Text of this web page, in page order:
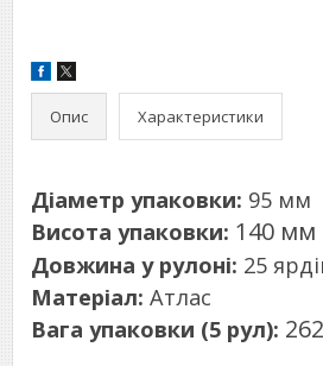
Опис Характеристики
Діаметр упаковки: 95 мм
Висота упаковки: 140 мм
Довжина у рулоні: 25
Матеріал: Атлас
Вага упаковки (5 рул): 262